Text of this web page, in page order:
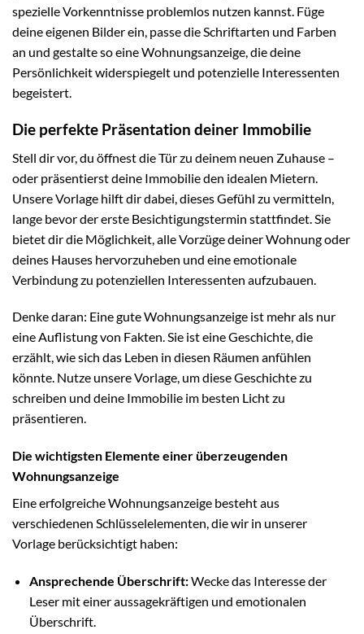
spezielle Vorkenntnisse problemlos nutzen kannst. Füge
deine eigenen Bilder ein, passe die Schriftarten und Farben
an und gestalte so eine Wohnungsanzeige, die deine
Persönlichkeit widerspiegelt und potenzielle Interessenten
begeistert.
Die perfekte Präsentation deiner Immobilie
Stell dir vor, du öffnest die Tür zu deinem neuen Zuhause –
oder präsentierst deine Immobilie den idealen Mietern.
Unsere Vorlage hilft dir dabei, dieses Gefühl zu vermitteln,
lange bevor der erste Besichtigungstermin stattfindet. Sie
bietet dir die Möglichkeit, alle Vorzüge deiner Wohnung oder
deines Hauses hervorzuheben und eine emotionale
Verbindung zu potenziellen Interessenten aufzubauen.
Denke daran: Eine gute Wohnungsanzeige ist mehr als nur
eine Auflistung von Fakten. Sie ist eine Geschichte, die
erzählt, wie sich das Leben in diesen Räumen anfühlen
könnte. Nutze unsere Vorlage, um diese Geschichte zu
schreiben und deine Immobilie im besten Licht zu
präsentieren.
Die wichtigsten Elemente einer überzeugenden
Wohnungsanzeige
Eine erfolgreiche Wohnungsanzeige besteht aus
verschiedenen Schlüsselelementen, die wir in unserer
Vorlage berücksichtigt haben:
Ansprechende Überschrift:Wecke das Interesse der
Leser mit einer aussagekräftigen und emotionalen
Überschrift.